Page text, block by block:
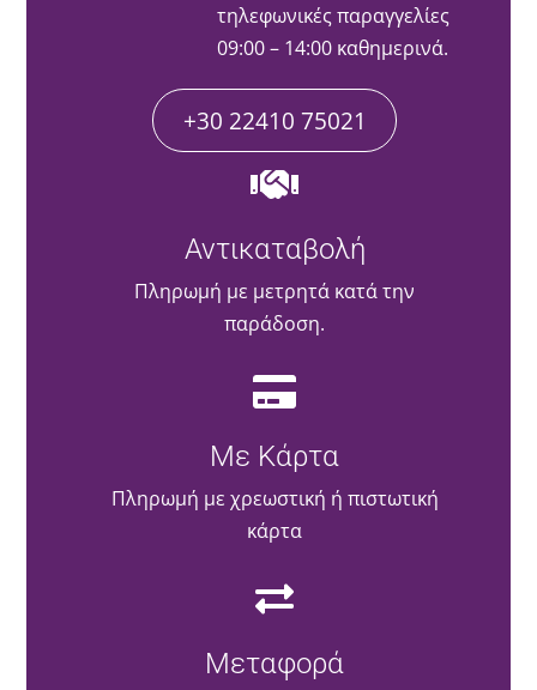
τηλεφωνικές παραγγελίες
09:00 – 14:00 καθημερινά.
+30 22410 75021
Αντικαταβολή
Πληρωμή με μετρητά κατά την
παράδοση.
Με Κάρτα
Πληρωμή με χρεωστική ή πιστωτική
κάρτα
Μεταφορά